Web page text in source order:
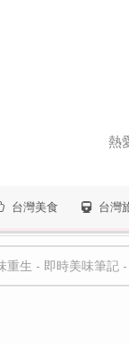
熱
台灣美食 台灣
重生 - 即時美味筆記